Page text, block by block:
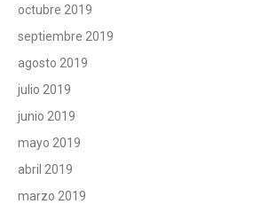
octubre 2019
septiembre 2019
agosto 2019
julio 2019
junio 2019
mayo 2019
abril 2019
marzo 2019